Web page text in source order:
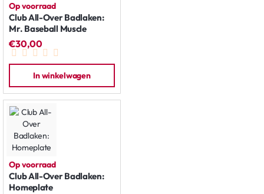
Op voorraad
Club All-Over Badlaken:
Mr. Baseball Muscle
€30,00
In winkelwagen
Op voorraad
Club All-Over Badlaken:
Homeplate